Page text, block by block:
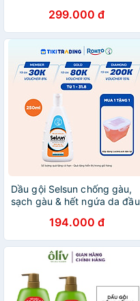
299.000 đ
Dầu gội Selsun chống gàu,
sạch gàu & hết ngứa da đầu
Shampoo 250ml
194.000 đ